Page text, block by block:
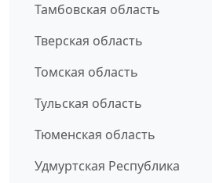
Тамбовская область
Тверская область
Томская область
Тульская область
Тюменская область
Удмуртская Республика